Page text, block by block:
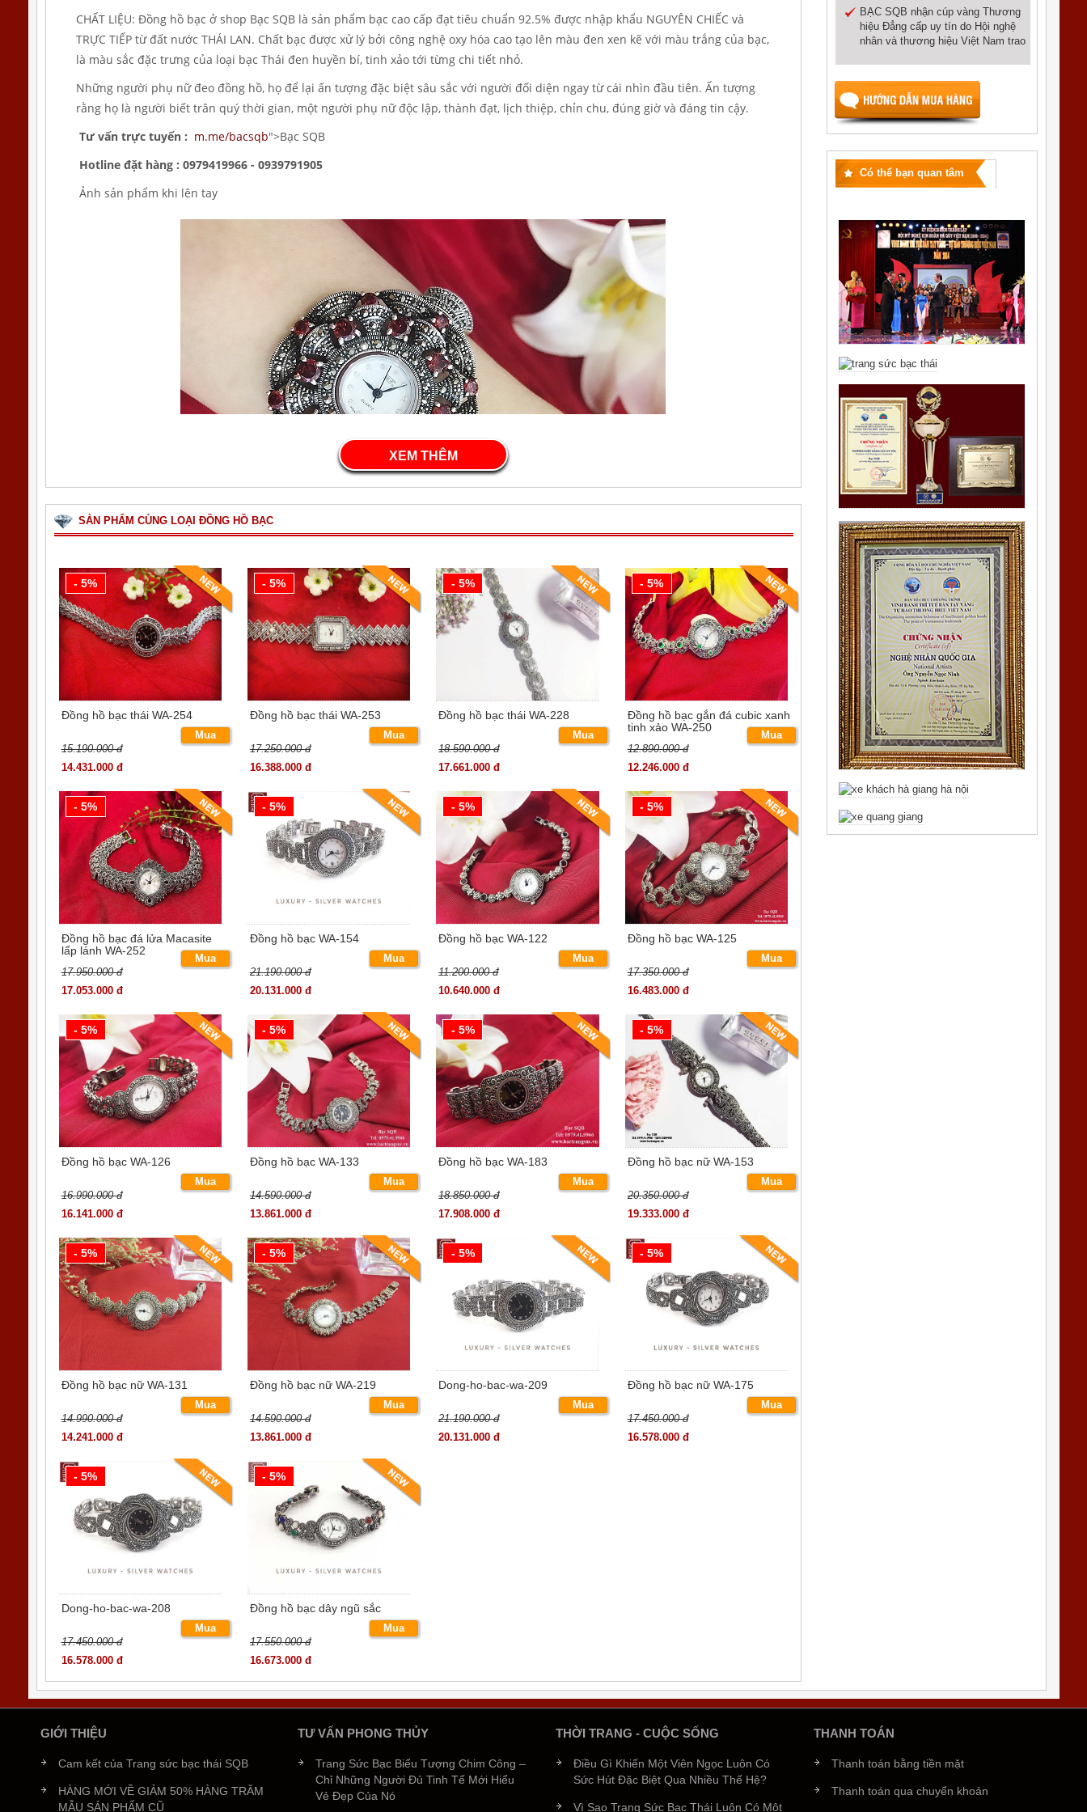
CHẤT LIỆU: Đồng hồ bạc ở shop Bạc SQB là sản phẩm bạc cao cấp đạt tiêu chuẩn 92.5% được nhập khẩu NGUYÊN CHIẾC và
TRỰC TIẾP từ đất nước THÁI LAN. Chất bạc được xử lý bởi công nghệ oxy hóa cao tạo lên màu đen xen kẽ với màu trắng của bạc,
là màu sắc đặc trưng của loại bạc Thái đen huyền bí, tinh xảo tới từng chi tiết nhỏ.
Những người phụ nữ đeo đồng hồ, họ để lại ấn tượng đặc biệt sâu sắc với người đối diện ngay từ cái nhìn đầu tiên. Ấn tượng
rằng họ là người biết trân quý thời gian, một người phụ nữ độc lập, thành đạt, lịch thiệp, chỉn chu, đúng giờ và đáng tin cậy.
Tư vấn trực tuyến : m.me/bacsqb">Bạc SQB
Hotline đặt hàng : 0979419966 - 0939791905
Ảnh sản phẩm khi lên tay
Xem thêm Bộ sưu tập Đồng hồ bạctại đây
Chốt bạc chắc chắn
Tại sao bạn nên chọn trang sức đá Macasite :
Trang sức bạc Thái đen lung linh, bắt sáng lấp lánh bởi một thứ đá rất lạ, loại đá đến từ lòng núi lửa, bắt sáng ngay cả trong
điều kiện ánh sáng thường. Úng dụng trong trang sức bạc, những sản phẩm cao cấp, sang trọng thường được đặt tên theo tên
của dòng đá này - Trang sức đá Macasite.
Được khai thác từ lòng đất rất nhiều năm về trước, đá marcasite là loại khoáng chất tinh tế nhất được biết tới. Kể từ thời
Inca, trước cả khi Columbus tìm ra châu Mỹ, đá marcasite đã được sử dụng thường xuyên.
Nữ hoàng sông Nile Cleopatra đã đeo trang sức gắn đá marcasite vì bà tin rằng nó chính là một phương thức để giữ gìn sắc
đẹp cho mình. Nàng Marie Antoinette của Hoàng gia Pháp dùng đồ trang sức marcasite nhiều hơn cả đồ kim cương và ngọc
Đá Marcasite thường xuyên được sử dụng thay thế cho kim cương vì giá cả và sự sẵn có của nó. Nó là dạng màu trắng của
“Iron Pyrite” với ánh kim loại lấp lánh và độ sáng. Được định nghĩa là “ loại đá của lửa”, marcasite đã tỏa sáng với đúng giá trị
của nó trong những thiết kế trang sức đầy sáng tạo của người Thái.
Tìm hiểu thêm:
VỀ TRANG SỨC BẠC GẮN ĐÁ MACASITE tại đây
XEM THÊM
SẢN PHẨM CÙNG LOẠI ĐỒNG HỒ BẠC
- 5%
Đồng hồ bạc thái WA-254
15.190.000 đ
14.431.000 đ
Mua
ngay
- 5%
Đồng hồ bạc thái WA-253
17.250.000 đ
16.388.000 đ
Mua
ngay
- 5%
Đồng hồ bạc thái WA-228
18.590.000 đ
17.661.000 đ
Mua
ngay
- 5%
Đồng hồ bạc gắn đá cubic xanh
tinh xảo WA-250
12.890.000 đ
12.246.000 đ
Mua
ngay
- 5%
Đồng hồ bạc đá lửa Macasite
lấp lánh WA-252
17.950.000 đ
17.053.000 đ
Mua
ngay
- 5%
Đồng hồ bạc WA-154
21.190.000 đ
20.131.000 đ
Mua
ngay
- 5%
Đồng hồ bạc WA-122
11.200.000 đ
10.640.000 đ
Mua
ngay
- 5%
Đồng hồ bạc WA-125
17.350.000 đ
16.483.000 đ
Mua
ngay
- 5%
Đồng hồ bạc WA-126
16.990.000 đ
16.141.000 đ
Mua
ngay
- 5%
Đồng hồ bạc WA-133
14.590.000 đ
13.861.000 đ
Mua
ngay
- 5%
Đồng hồ bạc WA-183
18.850.000 đ
17.908.000 đ
Mua
ngay
- 5%
Đồng hồ bạc nữ WA-153
20.350.000 đ
19.333.000 đ
Mua
ngay
- 5%
Đồng hồ bạc nữ WA-131
14.990.000 đ
14.241.000 đ
Mua
ngay
- 5%
Đồng hồ bạc nữ WA-219
14.590.000 đ
13.861.000 đ
Mua
ngay
- 5%
Dong-ho-bac-wa-209
21.190.000 đ
20.131.000 đ
Mua
ngay
- 5%
Đồng hồ bạc nữ WA-175
17.450.000 đ
16.578.000 đ
Mua
ngay
- 5%
Dong-ho-bac-wa-208
17.450.000 đ
16.578.000 đ
Mua
ngay
- 5%
Đồng hồ bạc dây ngũ sắc
17.550.000 đ
16.673.000 đ
Mua
ngay
BẠC SQB nhận cúp vàng Thương
hiệu Đẳng cấp uy tín do Hội nghệ
nhân và thương hiệu Việt Nam trao
Có thể bạn quan tâm
GIỚI THIỆU
Cam kết của Trang sức bạc thái SQB
HÀNG MỚI VỀ GIẢM 50% HÀNG TRĂM
MẪU SẢN PHẨM CŨ
TƯ VẤN PHONG THỦY
Trang Sức Bạc Biểu Tượng Chim Công –
Chỉ Những Người Đủ Tinh Tế Mới Hiểu
Vẻ Đẹp Của Nó
THỜI TRANG - CUỘC SỐNG
Điều Gì Khiến Một Viên Ngọc Luôn Có
Sức Hút Đặc Biệt Qua Nhiều Thế Hệ?
Vì Sao Trang Sức Bạc Thái Luôn Có Một
THANH TOÁN
Thanh toán bằng tiền mặt
Thanh toán qua chuyển khoản